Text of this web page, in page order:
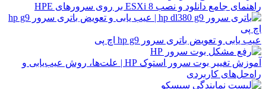
راهنمای جامع دانلود و نصب ESXi 8 بر روی سرورهای HPE
عیب یابی و تعویض باتری سرور hp g9 اچ پی
آموزش تغییر بوت سرور استوک HP | علت‌ها، روش عیب‌یابی و
راه‌حل‌های کاربردی